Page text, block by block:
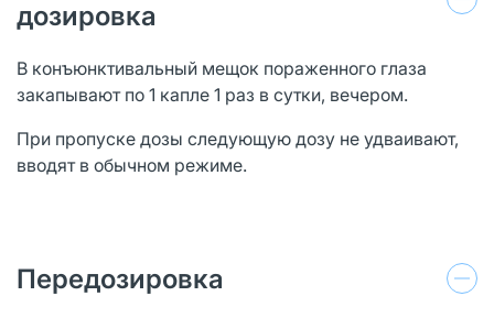
дозировка
В конъюнктивальный мещок пораженного глаза
закапывают по 1 капле 1 раз в сутки, вечером.
При пропуске дозы следующую дозу не удваивают,
вводят в обычном режиме.
Передозировка